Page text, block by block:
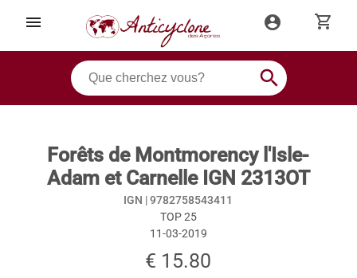
menu account_circle shopping_cart
search
Forêts de Montmorency l'Isle-
Adam et Carnelle IGN 2313OT
IGN |9782758543411
TOP 25
11-03-2019
€ 15.80